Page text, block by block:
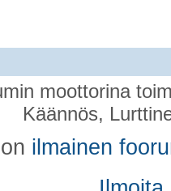
moottorina
Käännös,
ilmainen